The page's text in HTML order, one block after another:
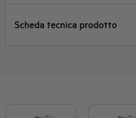
Scheda tecnica prodotto